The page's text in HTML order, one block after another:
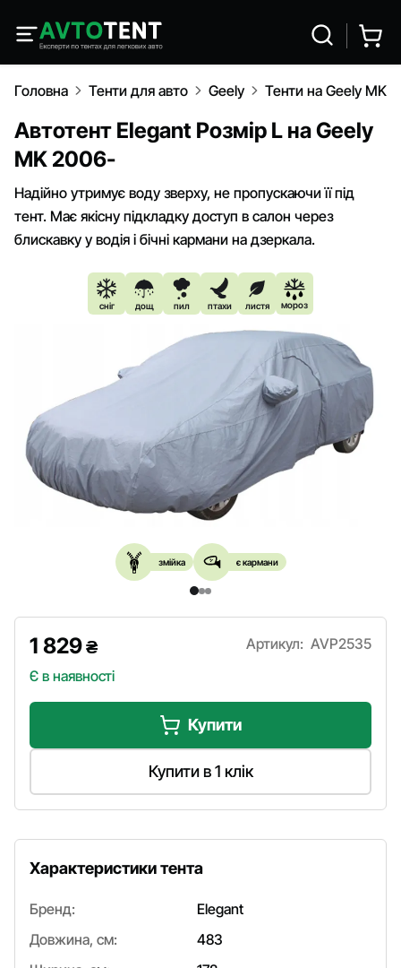
Головна Тенти для авто Geely Тенти на Geely MK
Автотент Elegant Розмір L на Geely
MK 2006-
Надійно утримує воду зверху, не пропускаючи її під
тент. Має якісну підкладку доступ в салон через
блискавку у водія і бічні кармани на дзеркала.
сніг дощ пил птахи листя мороз
змійка є кармани
1 829₴
Є в наявності
Артикул: AVP2535
Купити
Купити в 1 клік
Характеристики тента
Бренд:
Elegant
Довжина, см:
483